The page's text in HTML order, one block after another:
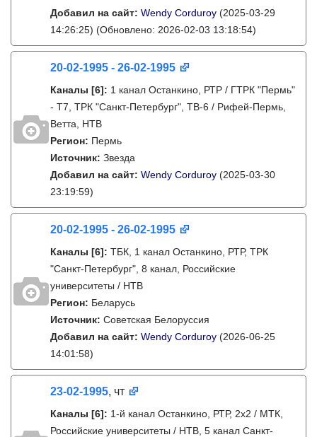
Добавил на сайт: Wendy Corduroy (2025-03-29
14:26:25) (Обновлено: 2026-02-03 13:18:54)
20-02-1995 - 26-02-1995
Каналы [6]: 1 канал Останкино, РТР / ГТРК "Пермь"
- Т7, ТРК "Санкт-Петербург", ТВ-6 / Рифей-Пермь,
Ветта, НТВ
Регион: Пермь
Источник: Звезда
Добавил на сайт: Wendy Corduroy (2025-03-30
23:19:59)
20-02-1995 - 26-02-1995
Каналы [6]: ТБК, 1 канал Останкино, РТР, ТРК
"Санкт-Петербург", 8 канал, Российские
университеты / НТВ
Регион: Беларусь
Источник: Советская Белоруссия
Добавил на сайт: Wendy Corduroy (2026-06-25
14:01:58)
23-02-1995, чт
Каналы [6]: 1-й канал Останкино, РТР, 2х2 / МТК,
Российские университеты / НТВ, 5 канал Санкт-